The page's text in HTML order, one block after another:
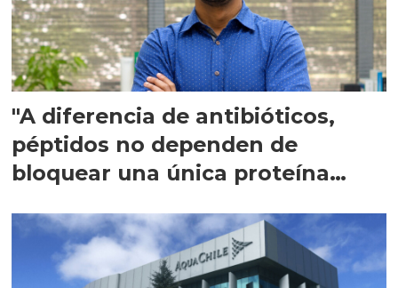
"A diferencia de antibióticos,
péptidos no dependen de
bloquear una única proteína